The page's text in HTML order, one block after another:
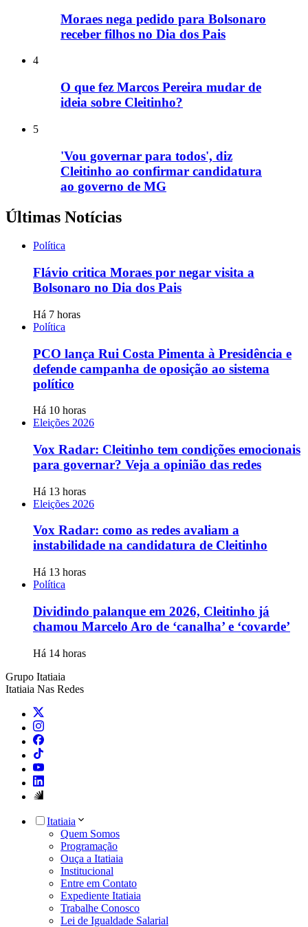
Moraes nega pedido para Bolsonaro
receber filhos no Dia dos Pais
4
O que fez Marcos Pereira mudar de
ideia sobre Cleitinho?
5
'Vou governar para todos', diz
Cleitinho ao confirmar candidatura
ao governo de MG
Últimas Notícias
Política
Flávio critica Moraes por negar visita a
Bolsonaro no Dia dos Pais
Há 7 horas
Política
PCO lança Rui Costa Pimenta à Presidência e
defende campanha de oposição ao sistema
político
Há 10 horas
Eleições 2026
Vox Radar: Cleitinho tem condições emocionais
para governar? Veja a opinião das redes
Há 13 horas
Eleições 2026
Vox Radar: como as redes avaliam a
instabilidade na candidatura de Cleitinho
Há 13 horas
Política
Dividindo palanque em 2026, Cleitinho já
chamou Marcelo Aro de ‘canalha’ e ‘covarde’
Há 14 horas
Grupo Itatiaia
Itatiaia Nas Redes
Itatiaia
Quem Somos
Programação
Ouça a Itatiaia
Institucional
Entre em Contato
Expediente Itatiaia
Trabalhe Conosco
Lei de Igualdade Salarial